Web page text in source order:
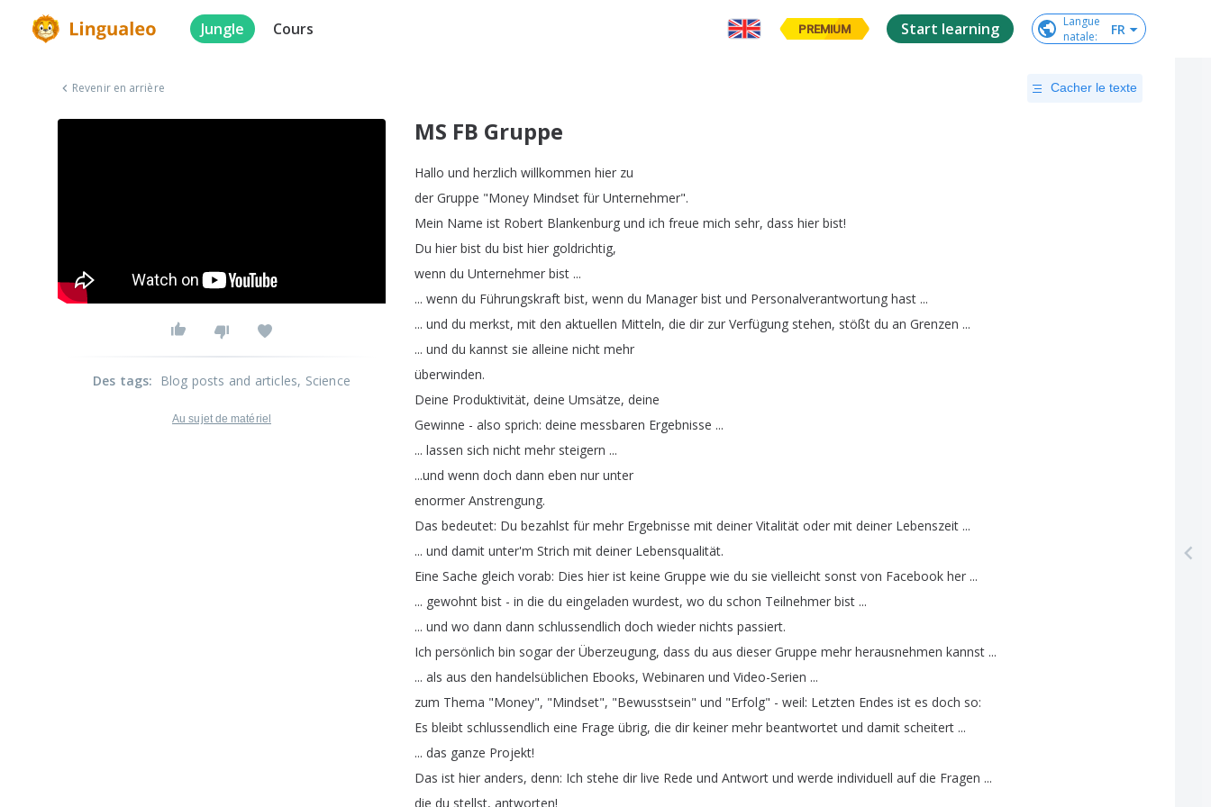
Jungle Cours PREMIUM Start learning
Langue
natale: FR
Revenir en arrière Cacher le texte
MS FB Gruppe
Hallo und herzlich willkommen hier zu
der Gruppe "Money Mindset für Unternehmer".
Mein Name ist Robert Blankenburg und ich freue mich sehr, dass hier bist!
Du hier bist du bist hier goldrichtig,
wenn du Unternehmer bist ...
... wenn du Führungskraft bist, wenn du Manager bist und Personalverantwortung hast ...
... und du merkst, mit den aktuellen Mitteln, die dir zur Verfügung stehen, stößt du an Grenzen ...
... und du kannst sie alleine nicht mehr
überwinden.
Deine Produktivität, deine Umsätze, deine
Gewinne - also sprich: deine messbaren Ergebnisse ...
... lassen sich nicht mehr steigern ...
...und wenn doch dann eben nur unter
enormer Anstrengung.
Das bedeutet: Du bezahlst für mehr Ergebnisse mit deiner Vitalität oder mit deiner Lebenszeit ...
... und damit unter'm Strich mit deiner Lebensqualität.
Eine Sache gleich vorab: Dies hier ist keine Gruppe wie du sie vielleicht sonst von Facebook her ...
... gewohnt bist - in die du eingeladen wurdest, wo du schon Teilnehmer bist ...
... und wo dann dann schlussendlich doch wieder nichts passiert.
Ich persönlich bin sogar der Überzeugung, dass du aus dieser Gruppe mehr herausnehmen kannst ...
... als aus den handelsüblichen Ebooks, Webinaren und Video-Serien ...
zum Thema "Money", "Mindset", "Bewusstsein" und "Erfolg" - weil: Letzten Endes ist es doch so:
Es bleibt schlussendlich eine Frage übrig, die dir keiner mehr beantwortet und damit scheitert ...
... das ganze Projekt!
Das ist hier anders, denn: Ich stehe dir live Rede und Antwort und werde individuell auf die Fragen ...
die du stellst, antworten!
Des tags: Blog posts and articles, Science
Au sujet de matériel